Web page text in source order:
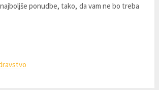
ponudbe, tako, da vam ne bo treba